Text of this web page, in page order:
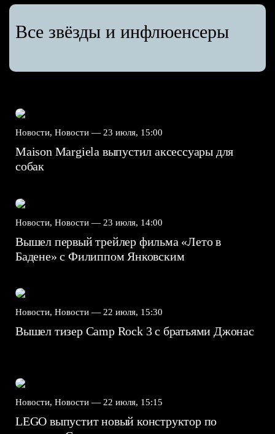
Все звёзды и инфлюенсеры
Новости, Новости — 23 июля, 15:00
Maison Margiela выпустил аксессуары для
собак
Новости, Новости — 23 июля, 14:00
Вышел первый трейлер фильма «Лето в
Бадене» с Филиппом Янковским
Новости, Новости — 22 июля, 15:30
Вышел тизер Camp Rock 3 с братьями Джонас
Новости, Новости — 22 июля, 15:15
LEGO выпустит новый конструктор по